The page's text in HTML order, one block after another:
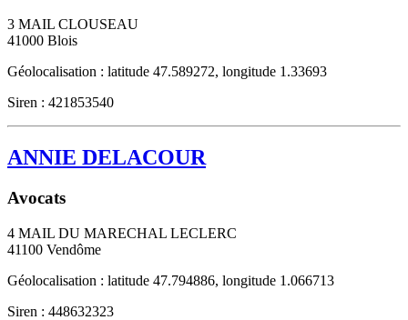
3 MAIL CLOUSEAU
41000 Blois
Géolocalisation : latitude 47.589272, longitude 1.33693
Siren : 421853540
ANNIE DELACOUR
Avocats
4 MAIL DU MARECHAL LECLERC
41100 Vendôme
Géolocalisation : latitude 47.794886, longitude 1.066713
Siren : 448632323